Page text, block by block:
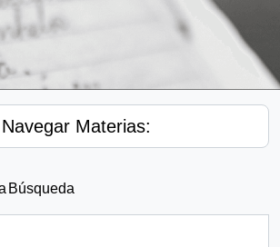
Navegar Materias:
Búsqueda